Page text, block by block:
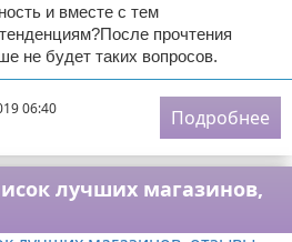
и вместе с тем
прочтения
не будет таких вопросов.
06:40
Подробнее
лучших магазинов,